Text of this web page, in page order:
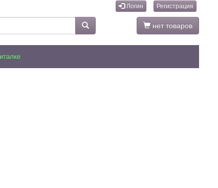
Логин Регистрация
нет товаров